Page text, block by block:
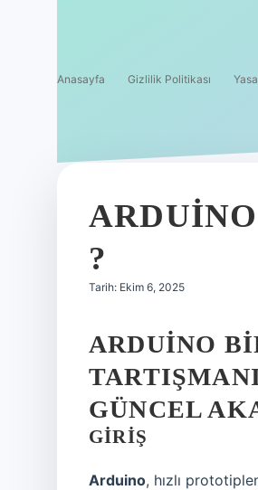
Anasayfa Gizlilik Politikası
?
Tarih: Ekim 6, 2025
ARDUINO
GÜNCEL
GIRIŞ
Arduino, hızlı